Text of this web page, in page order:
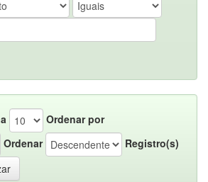
Ordenar por
Ordenar
Registro(s)